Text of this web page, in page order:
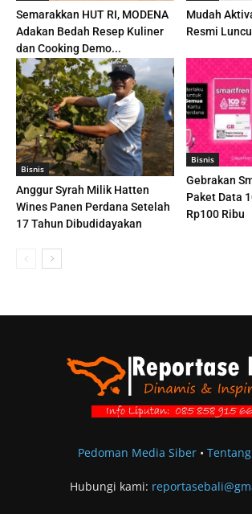
Semarakkan HUT RI, MODENA
Adakan Bedah Resep Kuliner
dan Cooking Demo...
Mudah
Resmi
Bisnis
Anggur Syrah Milik Hatten
Wines Panen Perdana Setelah
17 Tahun Dibudidayakan
Bisnis
Gebrakan
Paket Data
Rp100 Ribu
Pedoman Media Siber•
Hubungi kami: